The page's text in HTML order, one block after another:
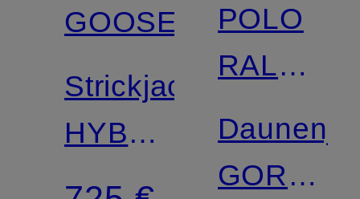
GOOSE
Strickjacke
HYBRDIGE
im
Zertifiziert
POLO
RALPH
LAUREN
GORHAM